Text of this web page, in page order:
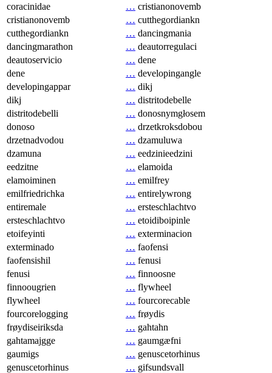
coracinidae
… cristianonovemb
cristianonovemb
… cutthegordiankn
cutthegordiankn
… dancingmania
dancingmarathon
… deautorregulaci
deautoservicio
… dene
dene
… developingangle
developingappar
… dikj
dikj
… distritodebelle
distritodebelli
… donosnymgłosem
donoso
… drzetkroksdobou
drzetnadvodou
… dzamuluwa
dzamuna
… eedzinieedzini
eedzitne
… elamoida
elamoiminen
… emilfrey
emilfriedrichka
… entirelywrong
entiremale
… ersteschlachtvo
ersteschlachtvo
… etoidiboipinle
etoifeyinti
… exterminacion
exterminado
… faofensi
faofensishil
… fenusi
fenusi
… finnoosne
finnoougrien
… flywheel
flywheel
… fourcorecable
fourcorelogging
… frøydis
frøydiseiriksda
… gahtahn
gahtamajgge
… gaumgæfni
gaumigs
… genuscetorhinus
genuscetorhinus
… gifsundsvall